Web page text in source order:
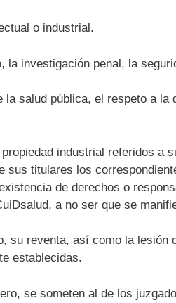
o industrial.
investigación penal, la
salud pública, el respeto a
industrial referidos a
titulares los
de derechos o
a no ser que se
su reventa, así como la lesión
establecidas.
se someten al de los